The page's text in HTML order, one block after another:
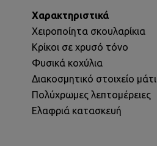
Χαρακτηριστικά
Χειροποίητα σκουλαρίκια
Κρίκοι σε χρυσό τόνο
Φυσικά κοχύλια
Διακοσμητικό στοιχείο μάτι
Πολύχρωμες λεπτομέρειες
Ελαφριά κατασκευή